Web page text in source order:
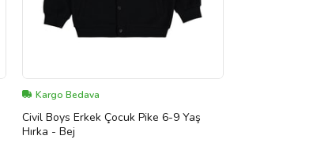
Kargo Bedava
Civil Boys Erkek Çocuk Pike 6-9 Yaş
Hırka - Bej